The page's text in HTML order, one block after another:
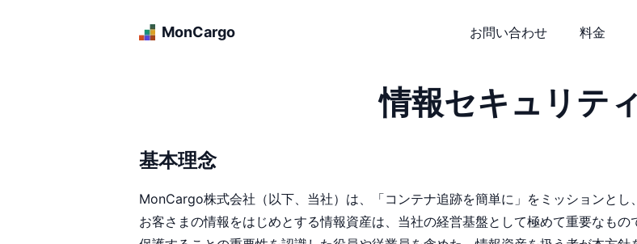
MonCargo お問い合わせ 料金
情報セキュリテ
基本理念
MonCargo株式会社（以下、当社）は、「コンテナ追跡を簡単に」をミッションとし
お客さまの情報をはじめとする情報資産は、当社の経営基盤として極めて重要なも